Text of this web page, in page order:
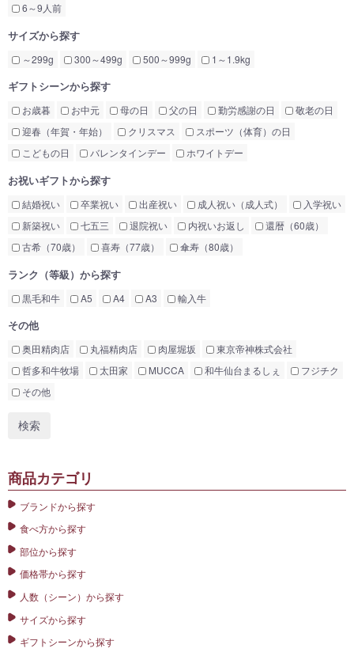
6～9人前
サイズから探す
～299g 300～499g 500～999g 1～1.9kg
ギフトシーンから探す
お歳暮 お中元 母の日 父の日 勤労感謝の日
敬老の日
迎春（年賀・年始）
クリスマス
スポーツ（体育）の日
こどもの日
バレンタインデー ホワイトデー
お祝いギフトから探す
結婚祝い 卒業祝い 出産祝い 成人祝い（成人式）
入学祝い
新築祝い
七五三 退院祝い 内祝いお返し
還暦（60歳）
古希（70歳）
喜寿（77歳） 傘寿（80歳）
ランク（等級）から探す
黒毛和牛 A5 A4 A3 輸入牛
その他
奥田精肉店 丸福精肉店 肉屋堀坂
東京帝神株式会社
哲多和牛牧場
太田家 MUCCA 和牛仙台まるしぇ
フジチク
その他
商品カテゴリ
ブランドから探す
食べ方から探す
部位から探す
価格帯から探す
人数（シーン）から探す
サイズから探す
ギフトシーンから探す